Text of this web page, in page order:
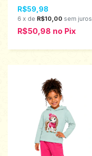
1001577
R$59,98
6 x de R$10,00 sem juros
R$50,98 no Pix